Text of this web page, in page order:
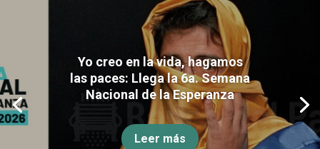
Yo creo en la vida, hagamos
las paces: Llega la 6a. Semana
Nacional de la Esperanza
Leer más